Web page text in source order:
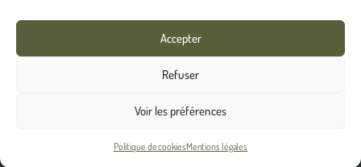
Accepter
Refuser
Voir les préférences
Politique de cookiesMentions légales